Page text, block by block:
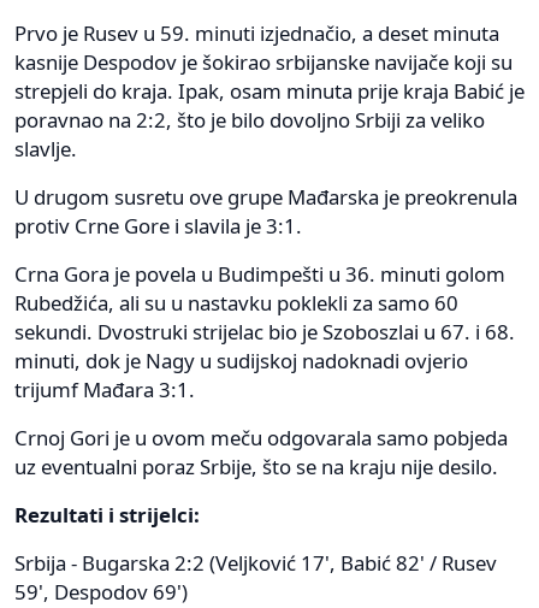
Prvo je Rusev u 59. minuti izjednačio, a deset minuta
kasnije Despodov je šokirao srbijanske navijače koji su
strepjeli do kraja. Ipak, osam minuta prije kraja Babić je
poravnao na 2:2, što je bilo dovoljno Srbiji za veliko
slavlje.
U drugom susretu ove grupe Mađarska je preokrenula
protiv Crne Gore i slavila je 3:1.
Crna Gora je povela u Budimpešti u 36. minuti golom
Rubedžića, ali su u nastavku poklekli za samo 60
sekundi. Dvostruki strijelac bio je Szoboszlai u 67. i 68.
minuti, dok je Nagy u sudijskoj nadoknadi ovjerio
trijumf Mađara 3:1.
Crnoj Gori je u ovom meču odgovarala samo pobjeda
uz eventualni poraz Srbije, što se na kraju nije desilo.
Rezultati i strijelci:
Srbija - Bugarska 2:2 (Veljković 17', Babić 82' / Rusev
59', Despodov 69')